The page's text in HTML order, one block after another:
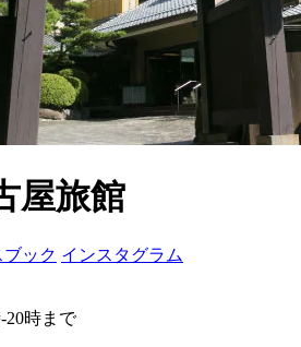
屋旅館
ック インスタグラム
20時まで